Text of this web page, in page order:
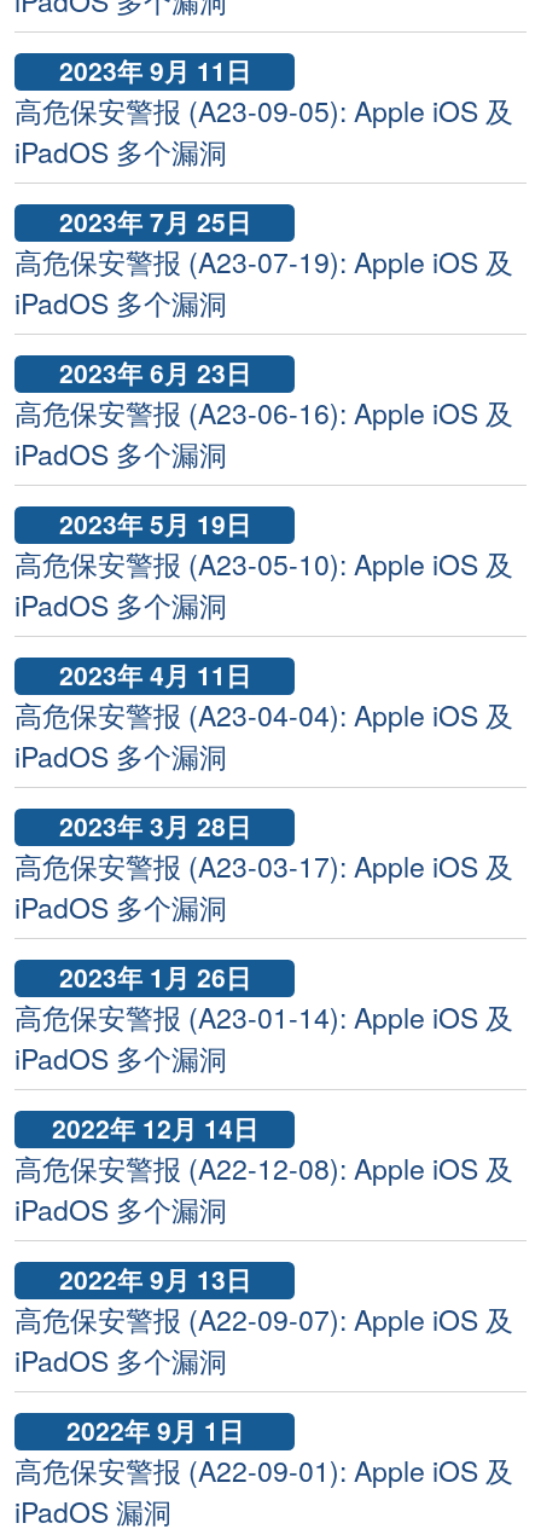
2023年 9月 11日
高危保安警报 (A23-09-05): Apple iOS 及
iPadOS 多个漏洞
2023年 7月 25日
高危保安警报 (A23-07-19): Apple iOS 及
iPadOS 多个漏洞
2023年 6月 23日
高危保安警报 (A23-06-16): Apple iOS 及
iPadOS 多个漏洞
2023年 5月 19日
高危保安警报 (A23-05-10): Apple iOS 及
iPadOS 多个漏洞
2023年 4月 11日
高危保安警报 (A23-04-04): Apple iOS 及
iPadOS 多个漏洞
2023年 3月 28日
高危保安警报 (A23-03-17): Apple iOS 及
iPadOS 多个漏洞
2023年 1月 26日
高危保安警报 (A23-01-14): Apple iOS 及
iPadOS 多个漏洞
2022年 12月 14日
高危保安警报 (A22-12-08): Apple iOS 及
iPadOS 多个漏洞
2022年 9月 13日
高危保安警报 (A22-09-07): Apple iOS 及
iPadOS 多个漏洞
2022年 9月 1日
高危保安警报 (A22-09-01): Apple iOS 及
iPadOS 漏洞